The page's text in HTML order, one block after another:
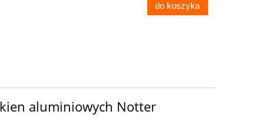
do koszyka
aluminiowych Notter